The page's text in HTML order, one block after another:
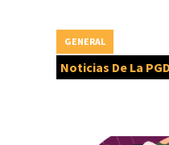
Noticias De La
GENERAL